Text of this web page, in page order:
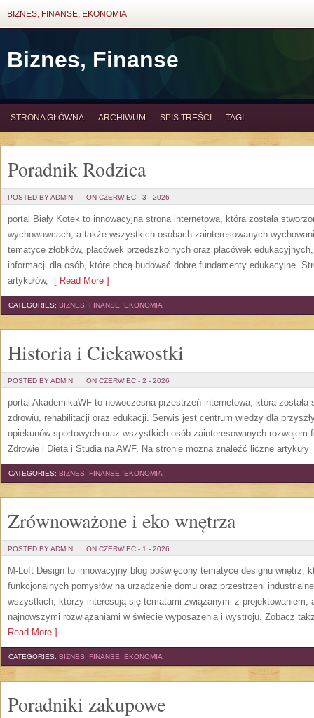
BIZNES, FINANSE, EKONOMIA
Biznes, Finanse
STRONA GŁÓWNA ARCHIWUM SPIS TREŚCI TAGI
Poradnik Rodzica
POSTED BY ADMIN ON CZERWIEC - 3 - 2026
portal Biały Kotek to innowacyjna strona internetowa, która została
wychowawcach, a także wszystkich osobach zainteresowanych
tematyce żłobków, placówek przedszkolnych oraz placówek
informacji dla osób, które chcą budować dobre fundamenty edukacyjne.
artykułów, [ Read More ]
CATEGORIES: BIZNES, FINANSE, EKONOMIA
Historia i Ciekawostki
POSTED BY ADMIN ON CZERWIEC - 2 - 2026
portal AkademikaWF to nowoczesna przestrzeń internetowa, która
zdrowiu, rehabilitacji oraz edukacji. Serwis jest centrum wiedzy dla
opiekunów sportowych oraz wszystkich osób zainteresowanych rozwojem
Zdrowie i Dieta i Studia na AWF. Na stronie można znaleźć liczne artykuły
CATEGORIES: BIZNES, FINANSE, EKONOMIA
Zrównoważone i eko wnętrza
POSTED BY ADMIN ON CZERWIEC - 1 - 2026
M-Loft Design to innowacyjny blog poświęcony tematyce designu wnętrz,
funkcjonalnych pomysłów na urządzenie domu oraz przestrzeni
wszystkich, którzy interesują się tematami związanymi z projektowaniem,
najnowszymi rozwiązaniami w świecie wyposażenia i wystroju. Zobacz
Read More ]
CATEGORIES: BIZNES, FINANSE, EKONOMIA
Poradniki zakupowe